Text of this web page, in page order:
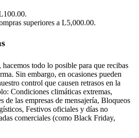
superiores a L5,000.00.
, hacemos todo lo posible para que recibas
Sin embargo, en ocasiones pueden
control que causen retrasos en la
Condiciones climáticas extremas,
de las empresas de mensajería, Bloqueos
Festivos oficiales y días no
comerciales (como Black Friday,